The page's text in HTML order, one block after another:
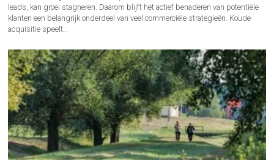
leads, kan groei stagneren. Daarom blijft het actief benaderen van potentiële
klanten een belangrijk onderdeel van veel commerciële strategieën. Koude
acquisitie speelt…